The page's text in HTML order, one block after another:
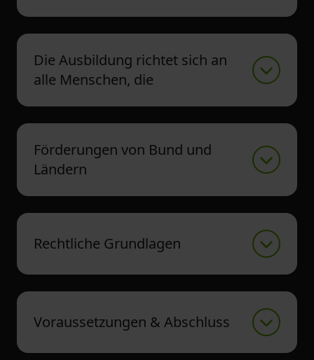
Die Ausbildung richtet sich an
alle Menschen, die
Förderungen von Bund und
Ländern
Rechtliche Grundlagen
Voraussetzungen & Abschluss